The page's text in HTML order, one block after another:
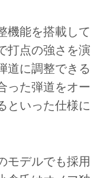
機能を搭載して
打点の強さを演
道に調整できる
った弾道をオー
といった仕様に
モデルでも採用